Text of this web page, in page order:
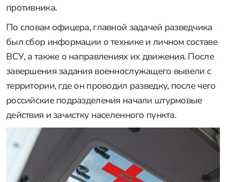
противника.
По словам офицера, главной задачей разведчика
был сбор информации о технике и личном составе
ВСУ, а также о направлениях их движения. После
завершения задания военнослужащего вывели с
территории, где он проводил разведку, после чего
российские подразделения начали штурмовые
действия и зачистку населенного пункта.